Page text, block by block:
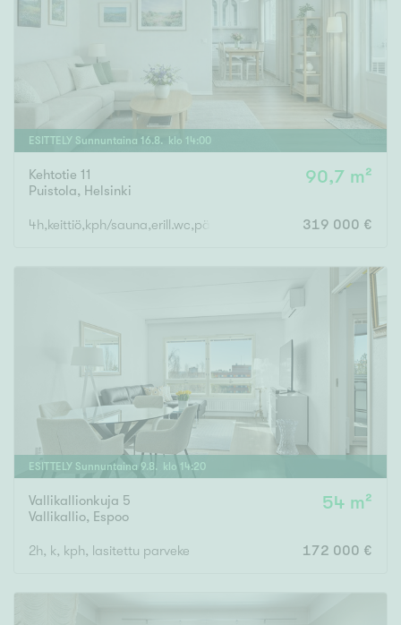
ESITTELY Sunnuntaina 16.8. klo 14:00
Kehtotie 11
Puistola, Helsinki
90,7 m²
4h,keittiö,kph/sauna,erill.wc,päätypiha 319 000 €
ESITTELY Sunnuntaina 9.8. klo 14:20
Vallikallionkuja 5
Vallikallio, Espoo
54 m²
2h, k, kph, lasitettu parveke 172 000 €